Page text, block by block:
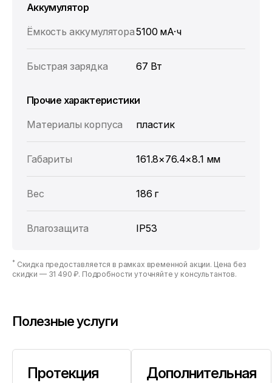
Аккумулятор
Ёмкость аккумулятора5100 мА·ч
Быстрая зарядка 67 Вт
Прочие характеристики
Материалы корпуса
пластик
Габариты 161.8×76.4×8.1 мм
Вес 186 г
Влагозащита IP53
* Скидка предоставляется в рамках временной акции. Цена без
скидки — 31 490 ₽. Подробности уточняйте у консультантов.
Полезные услуги
Протекция
Дополнительная